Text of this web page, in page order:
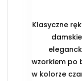
Klasyczne
wzorkiem po
w kolorze